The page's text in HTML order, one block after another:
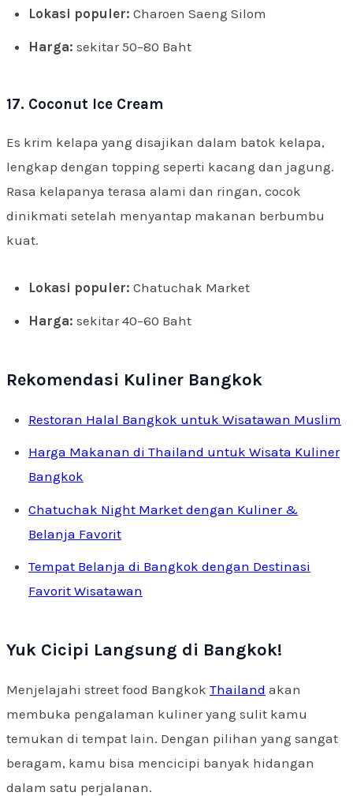
Lokasi populer: Charoen Saeng Silom
Harga: sekitar 50–80 Baht
17. Coconut Ice Cream
Es krim kelapa yang disajikan dalam batok kelapa,
lengkap dengan topping seperti kacang dan jagung.
Rasa kelapanya terasa alami dan ringan, cocok
dinikmati setelah menyantap makanan berbumbu
kuat.
Lokasi populer: Chatuchak Market
Harga: sekitar 40–60 Baht
Rekomendasi Kuliner Bangkok
Restoran Halal Bangkok untuk Wisatawan Muslim
Harga Makanan di Thailand untuk Wisata Kuliner
Bangkok
Chatuchak Night Market dengan Kuliner &
Belanja Favorit
Tempat Belanja di Bangkok dengan Destinasi
Favorit Wisatawan
Yuk Cicipi Langsung di Bangkok!
Menjelajahi street food Bangkok Thailand akan
membuka pengalaman kuliner yang sulit kamu
temukan di tempat lain. Dengan pilihan yang sangat
beragam, kamu bisa mencicipi banyak hidangan
dalam satu perjalanan.